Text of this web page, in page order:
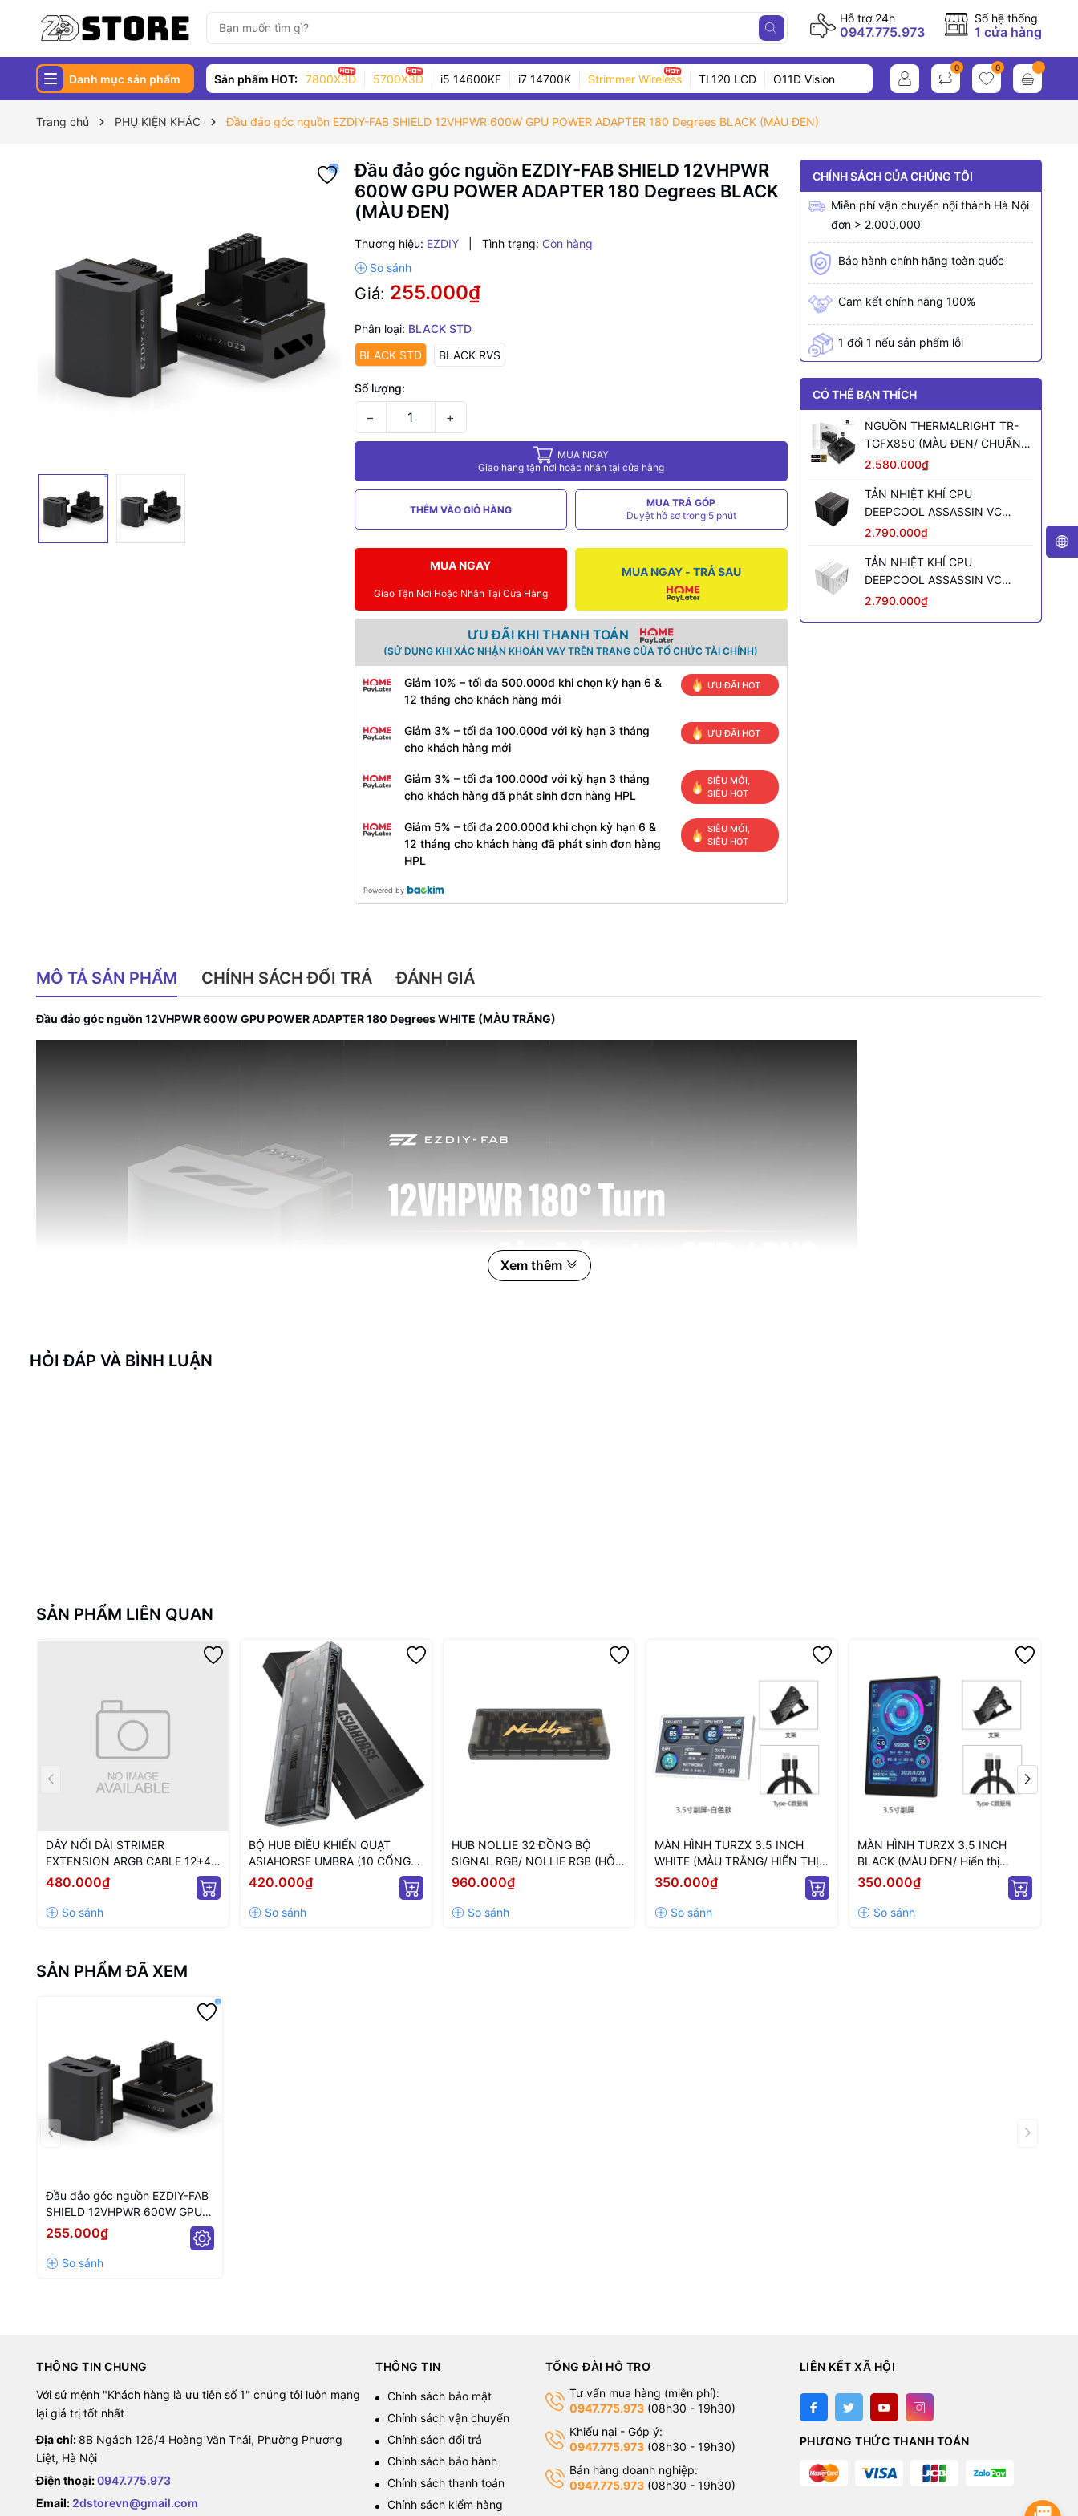
Hỗ trợ 24h
0947.775.973
Số hệ thống
1 cửa hàng
Danh mục sản phẩm Sản phẩm HOT: 7800X3D 5700X3D i5 14600KF i7 14700K Strimmer Wireless TL120 LCD O11D Vision
0 0
Trang chủ PHỤ KIỆN KHÁC Đầu đảo góc nguồn EZDIY-FAB SHIELD 12VHPWR 600W GPU POWER ADAPTER 180 Degrees BLACK (MÀU ĐEN)
Đầu đảo góc nguồn EZDIY-FAB SHIELD 12VHPWR
600W GPU POWER ADAPTER 180 Degrees BLACK
(MÀU ĐEN)
Thương hiệu: EZDIY Tình trạng: Còn hàng
Giá: 255.000₫
Phân loại: BLACK STD
BLACK STD
BLACK RVS
Số lượng:
− +
MUA NGAY
Giao hàng tận nơi hoặc nhận tại cửa hàng
THÊM VÀO GIỎ HÀNG
MUA TRẢ GÓP
Duyệt hồ sơ trong 5 phút
MUA NGAY
Giao Tận Nơi Hoặc Nhận Tại Cửa Hàng
MUA NGAY - TRẢ SAU
ƯU ĐÃI KHI THANH TOÁN
(SỬ DỤNG KHI XÁC NHẬN KHOẢN VAY TRÊN TRANG CỦA TỔ CHỨC TÀI CHÍNH)
Giảm 10% – tối đa 500.000đ khi chọn kỳ hạn 6 &
12 tháng cho khách hàng mới
ƯU ĐÃI HOT
Giảm 3% – tối đa 100.000đ với kỳ hạn 3 tháng
cho khách hàng mới
ƯU ĐÃI HOT
Giảm 3% – tối đa 100.000đ với kỳ hạn 3 tháng
cho khách hàng đã phát sinh đơn hàng HPL
SIÊU MỚI,
SIÊU HOT
Giảm 5% – tối đa 200.000đ khi chọn kỳ hạn 6 &
12 tháng cho khách hàng đã phát sinh đơn hàng
HPL
SIÊU MỚI,
SIÊU HOT
Powered by
CHÍNH SÁCH CỦA CHÚNG TÔI
Miễn phí vận chuyển nội thành Hà Nội
đơn > 2.000.000
Bảo hành chính hãng toàn quốc
Cam kết chính hãng 100%
1 đổi 1 nếu sản phẩm lỗi
CÓ THỂ BẠN THÍCH
NGUỒN THERMALRIGHT TR-
TGFX850 (MÀU ĐEN/ CHUẨN
SFX/ FULL MODULAR/ 850W)
2.580.000₫
TẢN NHIỆT KHÍ CPU
DEEPCOOL ASSASSIN VC
ELITE (MÀU ĐEN)
2.790.000₫
TẢN NHIỆT KHÍ CPU
DEEPCOOL ASSASSIN VC
ELITE WH WH (MÀU TRẮNG)
2.790.000₫
MÔ TẢ SẢN PHẨM CHÍNH SÁCH ĐỔI TRẢ ĐÁNH GIÁ
Đầu đảo góc nguồn 12VHPWR 600W GPU POWER ADAPTER 180 Degrees WHITE (MÀU TRẮNG)
Xem thêm
HỎI ĐÁP VÀ BÌNH LUẬN
SẢN PHẨM LIÊN QUAN
DÂY NỐI DÀI STRIMER
EXTENSION ARGB CABLE 12+4
TO 12P+4P WHITE (MÀU
TRẮNG/ 12VHPWR)
480.000₫
BỘ HUB ĐIỀU KHIỂN QUẠT
ASIAHORSE UMBRA (10 CỔNG
KẾT NỐI PWM VÀ 5V ARGB/
NGUỒN SATA)
420.000₫
HUB NOLLIE 32 ĐỒNG BỘ
SIGNAL RGB/ NOLLIE RGB (HỖ
TRỢ TÙY BIẾN LED NÂNG CAO)
960.000₫
MÀN HÌNH TURZX 3.5 INCH
WHITE (MÀU TRẮNG/ HIỂN THỊ
THÔNG SỐ PC)
350.000₫
MÀN HÌNH TURZX 3.5 INCH
BLACK (MÀU ĐEN/ Hiển thị
thông số PC)
350.000₫
SẢN PHẨM ĐÃ XEM
Đầu đảo góc nguồn EZDIY-FAB
SHIELD 12VHPWR 600W GPU
POWER ADAPTER 180 Degrees
BLACK (MÀU ĐEN)
255.000₫
THÔNG TIN CHUNG
Với sứ mệnh "Khách hàng là ưu tiên số 1" chúng tôi luôn mạng
lại giá trị tốt nhất
Địa chỉ: 8B Ngách 126/4 Hoàng Văn Thái, Phường Phương
Liệt, Hà Nội
Điện thoại:0947.775.973
Email: 2dstorevn@gmail.com
THÔNG TIN
Chính sách bảo mật
Chính sách vận chuyển
Chính sách đổi trả
Chính sách bảo hành
Chính sách thanh toán
Chính sách kiểm hàng
TỔNG ĐÀI HỖ TRỢ
Tư vấn mua hàng (miễn phí):
0947.775.973(08h30 - 19h30)
Khiếu nại - Góp ý:
0947.775.973(08h30 - 19h30)
Bán hàng doanh nghiệp:
0947.775.973(08h30 - 19h30)
LIÊN KẾT XÃ HỘI
PHƯƠNG THỨC THANH TOÁN